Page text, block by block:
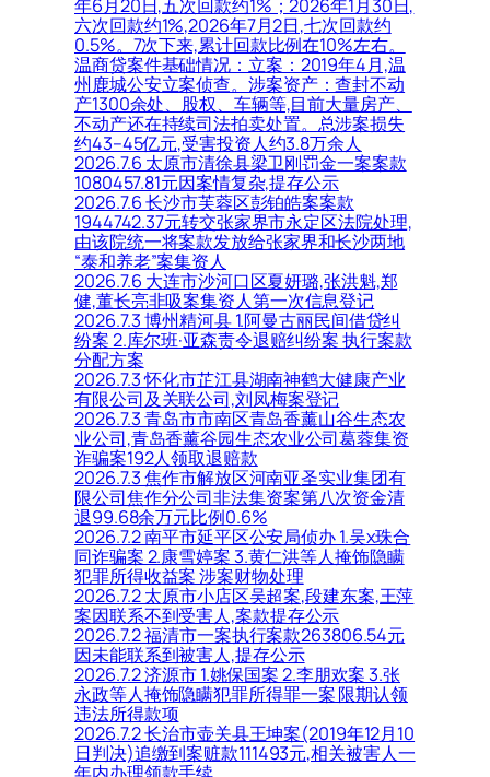
年6月20日,五次回款约1%；2026年1月30日,
六次回款约1%,2026年7月2日,七次回款约
0.5%。7次下来,累计回款比例在10%左右。
温商贷案件基础情况：立案：2019年4月,温
州鹿城公安立案侦查。涉案资产：查封不动
产1300余处、股权、车辆等,目前大量房产、
不动产还在持续司法拍卖处置。总涉案损失
约43–45亿元,受害投资人约3.8万余人
2026.7.6 太原市清徐县梁卫刚罚金一案案款
1080457.81元因案情复杂,提存公示
2026.7.6 长沙市芙蓉区彭铂皓案案款
1944742.37元转交张家界市永定区法院处理,
由该院统一将案款发放给张家界和长沙两地
“泰和养老”案集资人
2026.7.6 大连市沙河口区夏妍璐,张洪魁,郑
健,董长亮非吸案集资人第一次信息登记
2026.7.3 博州精河县 1.阿曼古丽民间借贷纠
纷案 2.库尔班·亚森责令退赔纠纷案 执行案款
分配方案
2026.7.3 怀化市芷江县湖南神鹤大健康产业
有限公司及关联公司,刘凤梅案登记
2026.7.3 青岛市市南区青岛香薰山谷生态农
业公司,青岛香薰谷园生态农业公司葛蓉集资
诈骗案192人领取退赔款
2026.7.3 焦作市解放区河南亚圣实业集团有
限公司焦作分公司非法集资案第八次资金清
退99.68余万元比例0.6%
2026.7.2 南平市延平区公安局侦办 1.吴x珠合
同诈骗案 2.康雪婷案 3.黄仁洪等人掩饰隐瞒
犯罪所得收益案 涉案财物处理
2026.7.2 太原市小店区吴超案,段建东案,王萍
案因联系不到受害人,案款提存公示
2026.7.2 福清市一案执行案款263806.54元
因未能联系到被害人,提存公示
2026.7.2 济源市 1.姚保国案 2.李朋欢案 3.张
永政等人掩饰隐瞒犯罪所得罪一案 限期认领
违法所得款项
2026.7.2 长治市壶关县王坤案(2019年12月10
日判决)追缴到案赃款111493元,相关被害人一